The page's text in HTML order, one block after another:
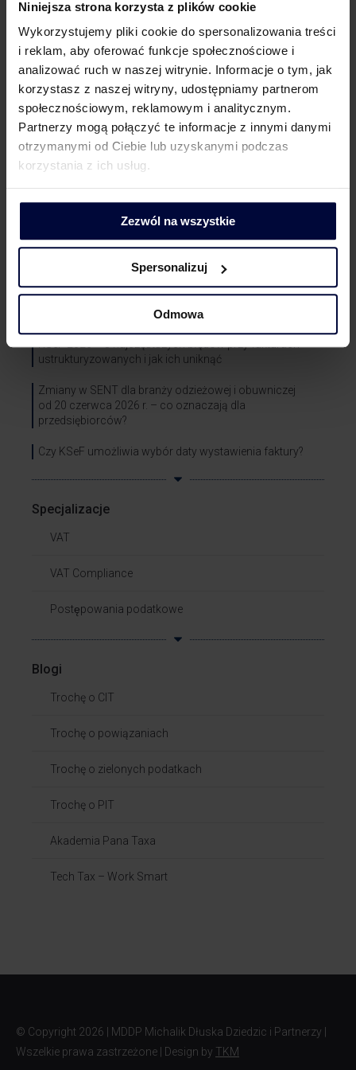
Niniejsza strona korzysta z plików cookie
Wykorzystujemy pliki cookie do spersonalizowania treści
i reklam, aby oferować funkcje społecznościowe i
analizować ruch w naszej witrynie. Informacje o tym, jak
korzystasz z naszej witryny, udostępniamy partnerom
społecznościowym, reklamowym i analitycznym.
Partnerzy mogą połączyć te informacje z innymi danymi
otrzymanymi od Ciebie lub uzyskanymi podczas
korzystania z ich usług.
Zezwól na wszystkie
Spersonalizuj
Odmowa
a usługodawcą. Nie może to być ten sam majątek.
Anna Markiewicz
Konsultant
Tel.: +48 503 973 960
KSeF 2026 – 5 najczęstszych błędów przy fakturach
ustrukturyzowanych i jak ich uniknąć
Zmiany w SENT dla branży odzieżowej i obuwniczej
od 20 czerwca 2026 r. – co oznaczają dla
przedsiębiorców?
Czy KSeF umożliwia wybór daty wystawienia faktury?
Specjalizacje
VAT
VAT Compliance
Postępowania podatkowe
Blogi
Trochę o CIT
Trochę o powiązaniach​
Trochę o zielonych podatkach
Trochę o PIT
Akademia Pana Taxa
Tech Tax – Work Smart
© Copyright 2026 | MDDP Michalik Dłuska Dziedzic i Partnerzy |
Wszelkie prawa zastrzeżone | Design by TKM